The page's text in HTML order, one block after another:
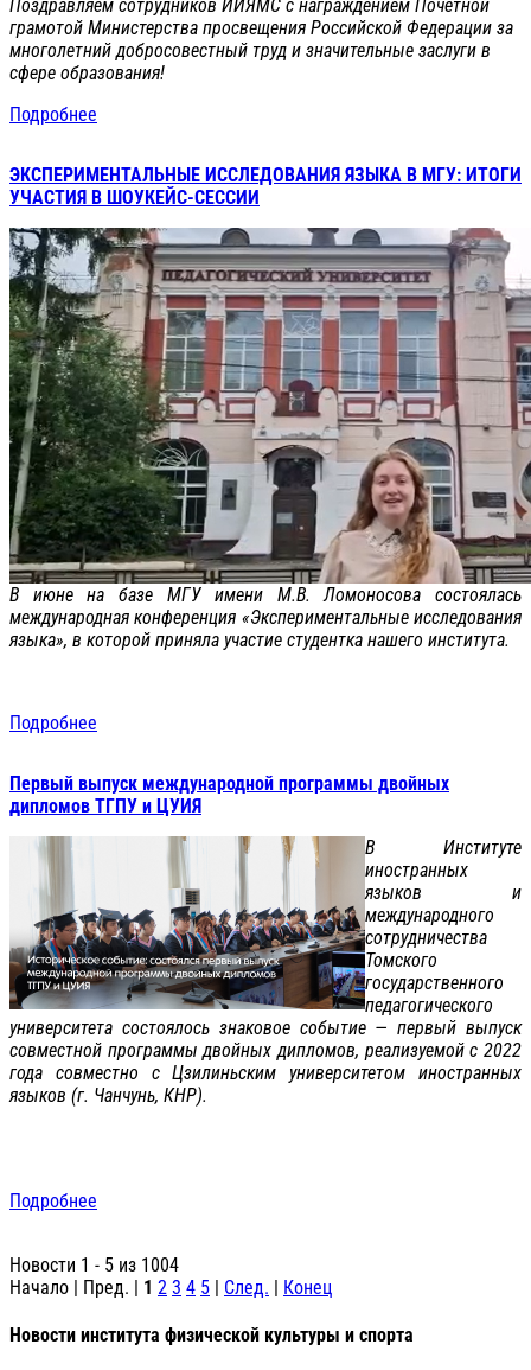
Поздравляем сотрудников ИИЯМС с награждением Почетной
грамотой Министерства просвещения Российской Федерации за
многолетний добросовестный труд и значительные заслуги в
сфере образования!
Подробнее
ЭКСПЕРИМЕНТАЛЬНЫЕ ИССЛЕДОВАНИЯ ЯЗЫКА В МГУ: ИТОГИ
УЧАСТИЯ В ШОУКЕЙС-СЕССИИ
В июне на базе МГУ имени М.В. Ломоносова состоялась
международная конференция «Экспериментальные исследования
языка», в которой приняла участие студентка нашего института.
Подробнее
Первый выпуск международной программы двойных
дипломов ТГПУ и ЦУИЯ
В Институте
иностранных
языков и
международного
сотрудничества
Томского
государственного
педагогического
университета состоялось знаковое событие — первый выпуск
совместной программы двойных дипломов, реализуемой с 2022
года совместно с Цзилиньским университетом иностранных
языков (г. Чанчунь, КНР).
Подробнее
Новости 1 - 5 из 1004
Начало | Пред. | 1 2 3 4 5 | След. | Конец
Новости института физической культуры и спорта